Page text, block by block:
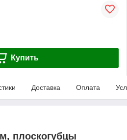
Купить
Доставка Оплата
плоскогубцы